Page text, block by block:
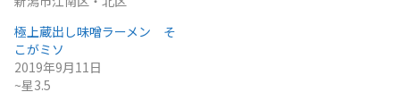
極上蔵出し味噌ラーメン そ
こがミソ
2019年9月11日
~星3.5